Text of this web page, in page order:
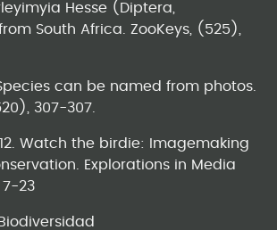
Hesse (Diptera,
South Africa. ZooKeys, (525),
can be named from photos.
307-307.
Watch the birdie: Imagemaking
Explorations in Media
7-23